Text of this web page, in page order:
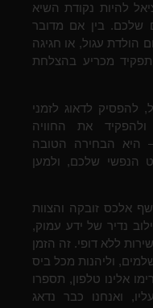
להיות נקודת השיא
שלכם. בין אם מדובר
הולדת עגול, או חגיגה
מכריע בהצלחת
להפסיק לדאוג לזמני
ולהפקיד את החוויה
– היא הבחירה הטובה
הנפשי שלכם, ולמען
אלכס זובקה והצוות
נדיר של ידע עמוק,
ללא דופי. זה הזמן
וליהנות מכל ביס
אלינו טלפון, תספרו
ואנחנו כבר נדאג